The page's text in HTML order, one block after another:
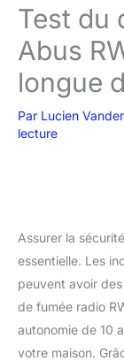
Test du
Abus
longue
Par Lucien
lecture
Assurer la
essentielle. Les
peuvent avoir
de fumée radio
autonomie de 10
votre maison.